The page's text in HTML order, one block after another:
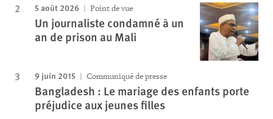
5 août 2026 Point de vue
Un journaliste condamné à un
an de prison au Mali
9 juin 2015 Communiqué de presse
Bangladesh : Le mariage des enfants porte
préjudice aux jeunes filles